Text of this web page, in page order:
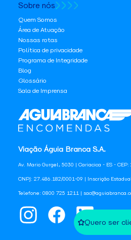
Quero ser
Viação Águia Branca S.A.
Av. Mario Gurgel, 5030 | Cariacica - ES -
CNPJ: 27.486.182/0001-09 | Inscrição
Telefone: 0800 725 1211 |
Sobre nós
Quem Somos
Área de Atuação
Nossas rotas
Política de privacidade
Programa de Integridade
Blog
Glossário
Sala de Imprensa